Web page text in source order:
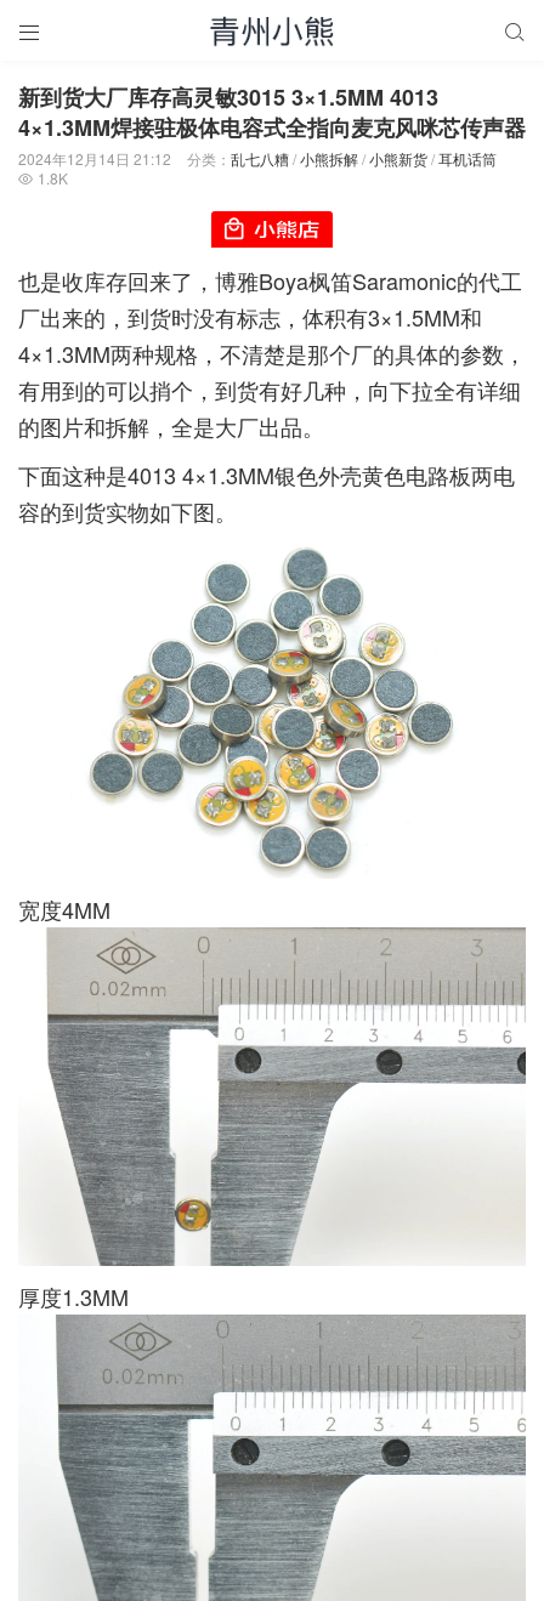
 
新到货大厂库存高灵敏3015 3×1.5MM 4013
4×1.3MM焊接驻极体电容式全指向麦克风咪芯传声器
2024年12月14日 21:12 分类： 乱七八糟/小熊拆解/小熊新货/耳机话筒
 1.8K
也是收库存回来了，博雅Boya枫笛Saramonic的代工
厂出来的，到货时没有标志，体积有3×1.5MM和
4×1.3MM两种规格，不清楚是那个厂的具体的参数，
有用到的可以捎个，到货有好几种，向下拉全有详细
的图片和拆解，全是大厂出品。
下面这种是4013 4×1.3MM银色外壳黄色电路板两电
容的到货实物如下图。
宽度4MM
厚度1.3MM